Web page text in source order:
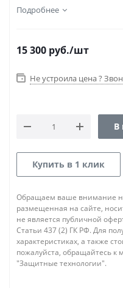
Подробнее
15 300 руб./шт
Не устроила цена ?
В
Купить в 1 клик
Обращаем ваше внимание
размещенная на сайте,
не является публичной
Статьи 437 (2) ГК РФ. Для
характеристиках, а также
пожалуйста, обращайтесь
"Защитные технологии".